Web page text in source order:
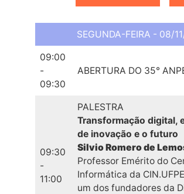
SEGUNDA-FEIRA - 08/
09:00
-
09:30
ABERTURA DO 35°
09:30
-
11:00
PALESTRA
Transformação digital,
de inovação e o futuro
Silvio Romero de
Professor Emérito do
Informática da
um dos fundadores da